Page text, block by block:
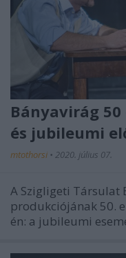
Bányavirág 50
és jubileumi
mtothorsi • 2020. július 07.
A Szigligeti Társulat
produkciójának 50.
én: a jubileumi